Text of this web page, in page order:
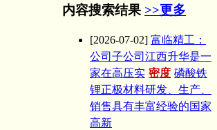
内容搜索结果 >>更多
[2026-07-02] 富临精工：
公司子公司江西升华是一
家在高压实 密度 磷酸铁
锂正极材料研发、生产、
销售具有丰富经验的国家
高新